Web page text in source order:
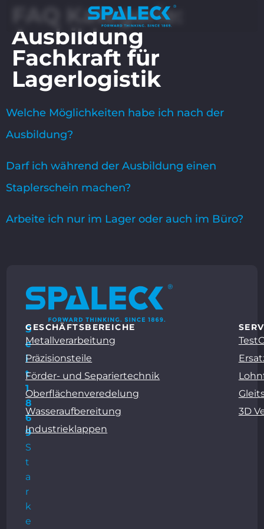
FAQ Kategorie:
Ausbildung
Fachkraft für
Lagerlogistik
Welche Möglichkeiten habe ich nach der
Ausbildung?
Darf ich während der Ausbildung einen
Staplerschein machen?
Arbeite ich nur im Lager oder auch im Büro?
S
e
i
t
1
8
6
9
S
t
a
r
k
e
GESCHÄFTSBEREICHE
Metallverarbeitung
Präzisionsteile
Förder- und Separiertechnik
Oberflächenveredelung
Wasseraufbereitung
Industrieklappen
3D